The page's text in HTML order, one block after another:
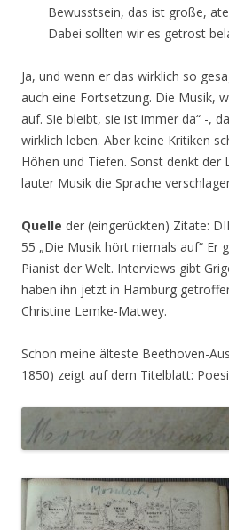
Bewusstsein, das ist große,
Dabei sollten wir es getrost
Ja, und wenn er das wirklich so
auch eine Fortsetzung. Die Musik,
auf. Sie bleibt, sie ist immer da“ -,
wirklich leben. Aber keine Kritiken
Höhen und Tiefen. Sonst denkt der
lauter Musik die Sprache
Quelle der (eingerückten) Zitate:
55 „Die Musik hört niemals auf“ Er
Pianist der Welt. Interviews gibt
haben ihn jetzt in Hamburg
Christine Lemke-Matwey.
Schon meine älteste Beethoven-
1850) zeigt auf dem Titelblatt: